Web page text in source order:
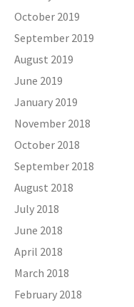
October 2019
September 2019
August 2019
June 2019
January 2019
November 2018
October 2018
September 2018
August 2018
July 2018
June 2018
April 2018
March 2018
February 2018